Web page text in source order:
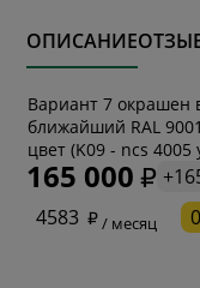
ОПИСАНИЕ
Вариант 7 окрашен
ближайший RAL
цвет (K09 - ncs 4005
165 000
4583
/ месяц
* обязательное поле
*